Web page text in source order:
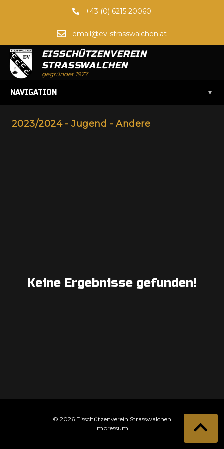
+43 (0) 6215 20060
email@ev-strasswalchen.at
EISSCHÜTZENVEREIN
STRASSWALCHEN
gegründet 1977
NAVIGATION ▾
2023/2024 - Jugend - Andere
Keine Ergebnisse gefunden!
© 2026 Eisschützenverein Strasswalchen
Impressum